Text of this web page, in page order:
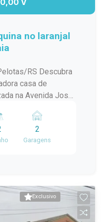
V
no laranjal
Descubra
casa de
na Avenida José
construída, este
conforto e
ainda conta com
jardim de inverno
ao espaço. Além
2
Garagens
Exclusivo